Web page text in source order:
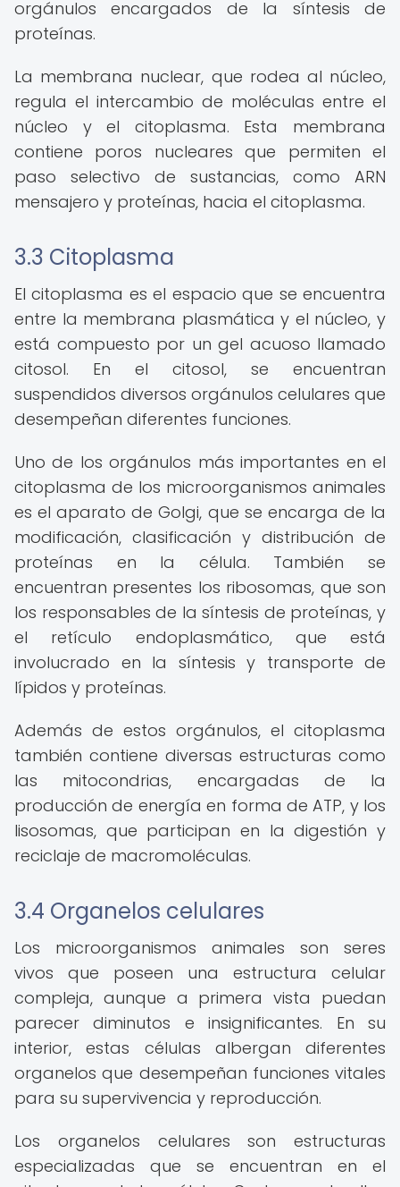
orgánulos encargados de la síntesis de
proteínas.
La membrana nuclear, que rodea al núcleo,
regula el intercambio de moléculas entre el
núcleo y el citoplasma. Esta membrana
contiene poros nucleares que permiten el
paso selectivo de sustancias, como ARN
mensajero y proteínas, hacia el citoplasma.
3.3 Citoplasma
El citoplasma es el espacio que se encuentra
entre la membrana plasmática y el núcleo, y
está compuesto por un gel acuoso llamado
citosol. En el citosol, se encuentran
suspendidos diversos orgánulos celulares que
desempeñan diferentes funciones.
Uno de los orgánulos más importantes en el
citoplasma de los microorganismos animales
es el aparato de Golgi, que se encarga de la
modificación, clasificación y distribución de
proteínas en la célula. También se
encuentran presentes los ribosomas, que son
los responsables de la síntesis de proteínas, y
el retículo endoplasmático, que está
involucrado en la síntesis y transporte de
lípidos y proteínas.
Además de estos orgánulos, el citoplasma
también contiene diversas estructuras como
las mitocondrias, encargadas de la
producción de energía en forma de ATP, y los
lisosomas, que participan en la digestión y
reciclaje de macromoléculas.
3.4 Organelos celulares
Los microorganismos animales son seres
vivos que poseen una estructura celular
compleja, aunque a primera vista puedan
parecer diminutos e insignificantes. En su
interior, estas células albergan diferentes
organelos que desempeñan funciones vitales
para su supervivencia y reproducción.
Los organelos celulares son estructuras
especializadas que se encuentran en el